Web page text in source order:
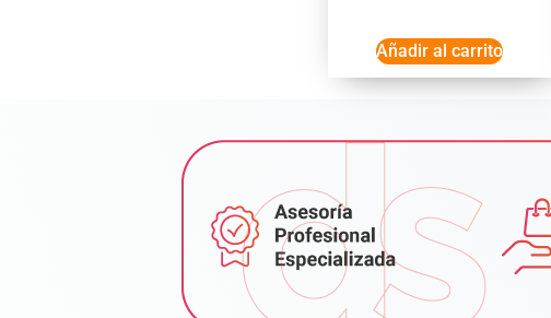
Añadir al carrito